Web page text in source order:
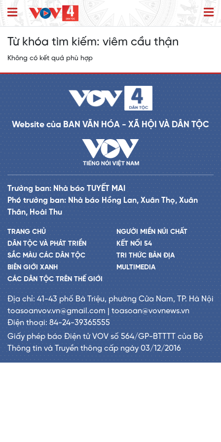
Từ khóa tìm kiếm: viêm cầu thận
Không có kết quả phù hợp
Website của BAN VĂN HÓA - XÃ HỘI VÀ DÂN TỘC
Trưởng ban: Nhà báo TUYẾT MAI
Phó trưởng ban: Nhà báo Hồng Lan, Xuân Thọ, Xuân
Thân, Hoài Thu
TRANG CHỦ
DÂN TỘC VÀ PHÁT TRIỂN
SẮC MÀU CÁC DÂN TỘC
BIÊN GIỚI XANH
CÁC DÂN TỘC TRÊN THẾ GIỚI
NGƯỜI MIỀN NÚI CHẤT
KẾT NỐI 54
TRI THỨC BẢN ĐỊA
MULTIMEDIA
Địa chỉ: 41-43 phố Bà Triệu, phường Cửa Nam, TP. Hà Nội
toasoanvov.vn@gmail.com | toasoan@vovnews.vn
Điện thoại: 84-24-39365555
Giấy phép báo Điện tử VOV số 564/GP-BTTTT của Bộ
Thông tin và Truyền thông cấp ngày 03/12/2016